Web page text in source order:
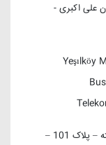
علی اکبری -
Yeşılköy
تهران – شهریار – خیابان کرشته – پلاک 101 –